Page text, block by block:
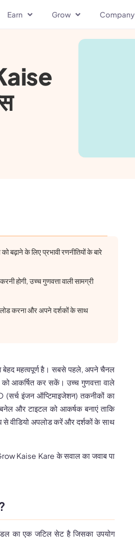
Earn Grow Company
के लिए प्रभावी रणनीतियों के बारे
होगी, उच्च गुणवत्ता वाली सामग्री
करना और अपने दर्शकों के साथ
बेहद महत्वपूर्ण है। सबसे पहले, अपने चैनल
आकर्षित कर सकें। उच्च गुणवत्ता वाले
(सर्च इंजन ऑप्टिमाइजेशन) तकनीकों का
और टाइटल को आकर्षक बनाएं ताकि
वीडियो अपलोड करें और दर्शकों के साथ
Kaise Kare के सवाल का जवाब पा
का एक जटिल सेट है जिसका उपयोग